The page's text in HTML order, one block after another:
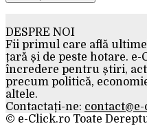
DESPRE NOI
Fii primul care află
țară și de peste hotare. e-
încredere pentru știri,
precum politică,
altele.
Contactați-ne:
© e-Click.ro Toate